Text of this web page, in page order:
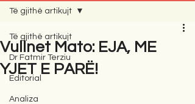
Të gjithë artikujt
Dr Fatmir Terziu
Editorial
Analiza
Të gjithë artikujt
Vullnet Mato: EJA, ME
YJET E PARË!